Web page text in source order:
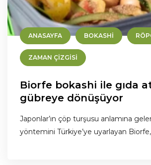
ANASAYFA BOKASHI
ZAMAN ÇIZGISI
Biorfe bokashi ile gıda
gübreye dönüşüyor
Japonlar’ın çöp turşusu anlamına
yöntemini Türkiye’ye uyarlayan